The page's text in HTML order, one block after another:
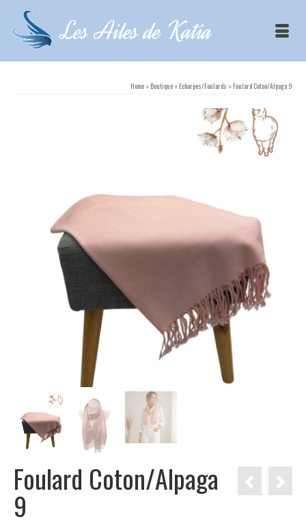
Home » Boutique » Echarpes/Foulards » Foulard Coton/Alpaga 9
Foulard Coton/Alpaga
9